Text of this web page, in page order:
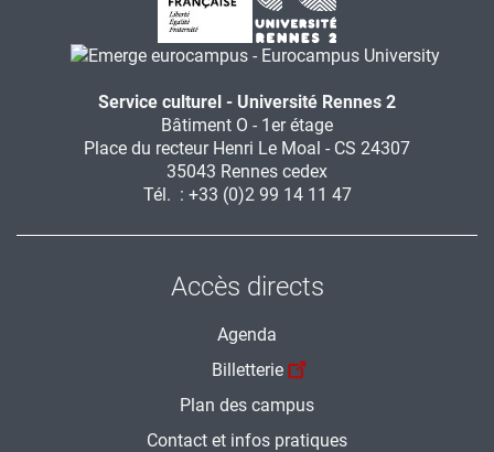
Service culturel - Université Rennes 2
Bâtiment O - 1er étage
Place du recteur Henri Le Moal - CS 24307
35043 Rennes cedex
Tél. : +33 (0)2 99 14 11 47
Accès directs
Agenda
Billetterie
Plan des campus
Contact et infos pratiques